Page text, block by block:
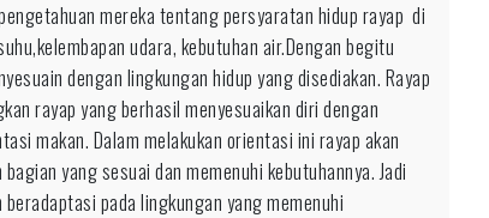
mereka tentang persyaratan hidup rayap di
udara, kebutuhan air.Dengan begitu
dengan lingkungan hidup yang disediakan. Rayap
rayap yang berhasil menyesuaikan diri dengan
makan. Dalam melakukan orientasi ini rayap akan
yang sesuai dan memenuhi kebutuhannya. Jadi
pada lingkungan yang memenuhi